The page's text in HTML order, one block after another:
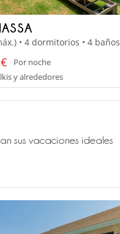
• 4 dormitorios • 4 baños
Por noche
y alrededores
sus vacaciones ideales